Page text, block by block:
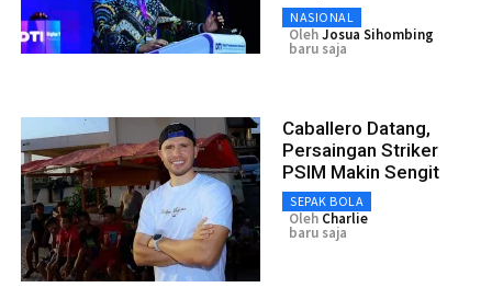
NASIONAL
OlehJosua Sihombing
baru saja
Caballero Datang,
Persaingan Striker
PSIM Makin Sengit
SEPAK BOLA
Oleh Charlie
baru saja